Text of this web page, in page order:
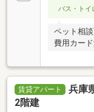
バス・トイ
ペット相
費用カー
賃貸アパート
兵庫
2階建